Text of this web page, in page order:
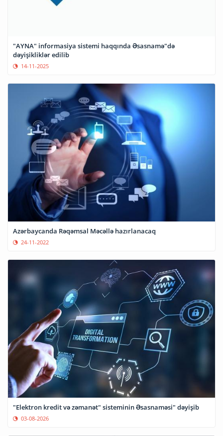
"AYNA" informasiya sistemi haqqında Əsasnamə"də
dəyişikliklər edilib
14-11-2025
Azərbaycanda Rəqəmsal Məcəllə hazırlanacaq
24-11-2022
"Elektron kredit və zəmanət" sisteminin Əsasnaməsi" dəyişib
03-08-2026